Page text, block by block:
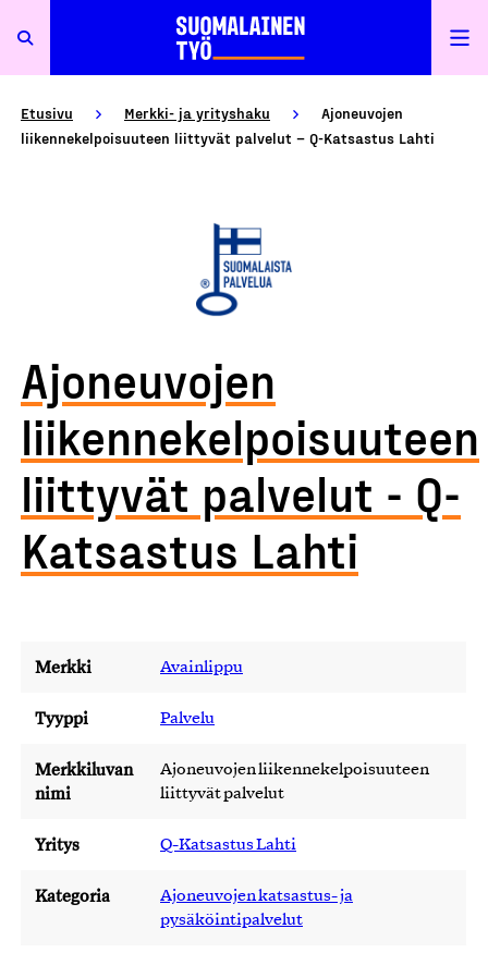
Etusivu Merkki- ja yrityshaku
Ajoneuvojen
liikennekelpoisuuteen liittyvät palvelut – Q-Katsastus Lahti
Ajoneuvojen
liikennekelpoisuuteen
liittyvät palvelut - Q-
Katsastus Lahti
Merkki Avainlippu
Tyyppi Palvelu
Merkkiluvan
nimi
Ajoneuvojen liikennekelpoisuuteen
liittyvät palvelut
Yritys Q-Katsastus Lahti
Kategoria
Ajoneuvojen katsastus- ja
pysäköintipalvelut